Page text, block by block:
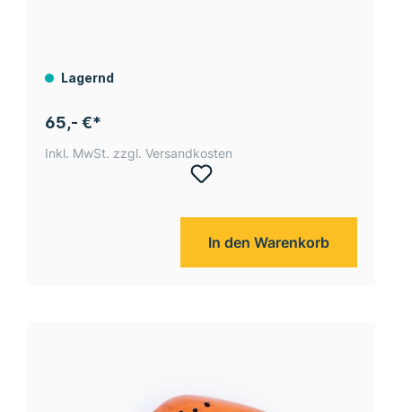
Lagernd
65,- €*
Inkl. MwSt. zzgl. Versandkosten
In den Warenkorb